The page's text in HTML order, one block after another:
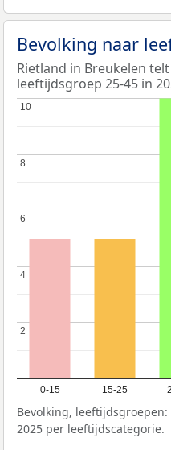
Bevolking naar
Rietland in Breukelen
leeftijdsgroep 25-45 in
0-15 15-25
2
2
4
4
6
6
8
8
10
10
Bevolking,
2025 per leeftijdscategorie.